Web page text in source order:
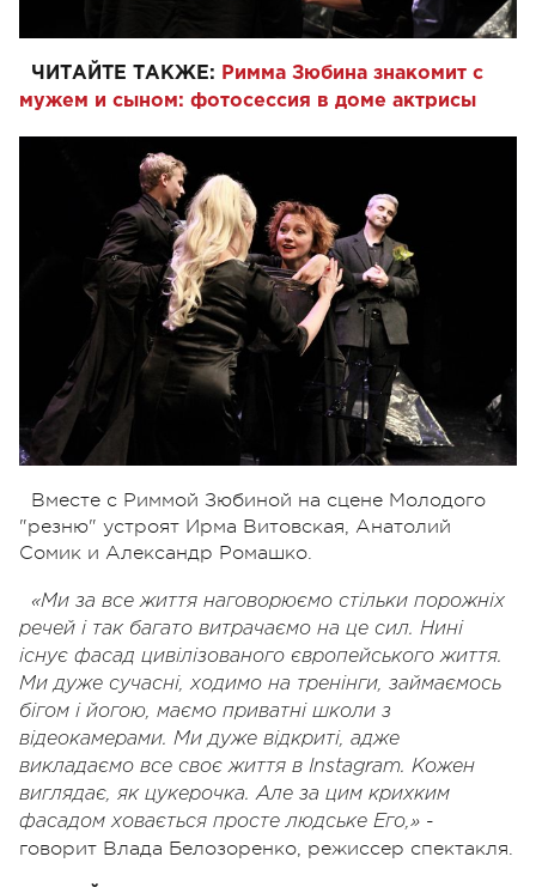
ЧИТАЙТЕ ТАКЖЕ: Римма Зюбина знакомит с
мужем и сыном: фотосессия в доме актрисы
Вместе с Риммой Зюбиной на сцене Молодого
"резню" устроят Ирма Витовская, Анатолий
Сомик и Александр Ромашко.
«Ми за все життя наговорюємо стільки порожніх
речей і так багато витрачаємо на це сил. Нині
існує фасад цивілізованого європейського життя.
Ми дуже сучасні, ходимо на тренінги, займаємось
бігом і йогою, маємо приватні школи з
відеокамерами. Ми дуже відкриті, адже
викладаємо все своє життя в Instagram. Кожен
виглядає, як цукерочка. Але за цим крихким
фасадом ховається просте людське Его,» -
говорит Влада Белозоренко, режиссер спектакля.